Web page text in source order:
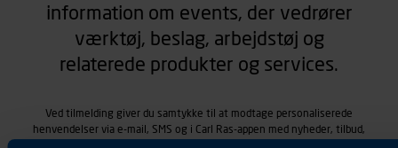
information om events, der vedrører
værktøj, beslag, arbejdstøj og
relaterede produkter og services.
Ved tilmelding giver du samtykke til at modtage personaliserede
henvendelser via e-mail, SMS og i Carl Ras-appen med nyheder, tilbud,